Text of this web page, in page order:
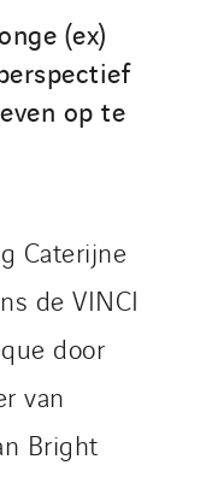
(ex)
op te
Caterijne
de VINCI
door
van
Bright